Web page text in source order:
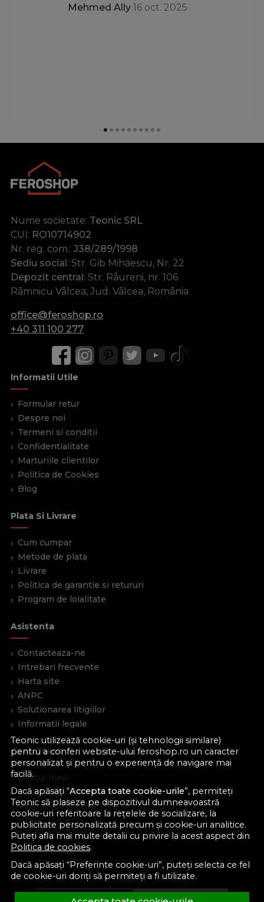
Teonic utilizează cookie-uri (și tehnologii similare)
pentru a conferi website-ului feroshop.ro un caracter
personalizat și pentru o experiență de navigare mai
facilă.
Dacă apăsați “Accepta toate cookie-urile”, permiteți
Teonic să plaseze pe dispozitivul dumneavoastră
cookie-uri referitoare la rețelele de socializare, la
publicitate personalizată precum și cookie-uri analitice.
Puteți afla mai multe detalii cu privire la acest aspect din
Politica de cookies.
Dacă apăsați “Preferinte cookie-uri”, puteți selecta ce fel
de cookie-uri doriți să permiteți a fi utilizate.
Mehmed Ally 16 oct. 2025
Nume societate: Teonic SRL
CUI: RO10714902
Nr. reg. com.: J38/289/1998
Sediu social: Str. Gib Mihăescu, Nr. 22
Depozit central: Str. Râureni, nr. 106
Râmnicu Vâlcea, Jud. Vâlcea, România
office@feroshop.ro
+40 311 100 277
Informatii Utile
Formular retur
Despre noi
Termeni si conditii
Confidentialitate
Marturiile clientilor
Politica de Cookies
Blog
Plata Si Livrare
Cum cumpar
Metode de plata
Livrare
Politica de garantie si retururi
Program de loialitate
Asistenta
Contacteaza-ne
Intrebari frecvente
Harta site
ANPC
Solutionarea litigiilor
Informatii legale
Cont Client
Contul meu
Inregistrare
Recuperare parola
Istoric comenzi
Produse favorite
Devino partener